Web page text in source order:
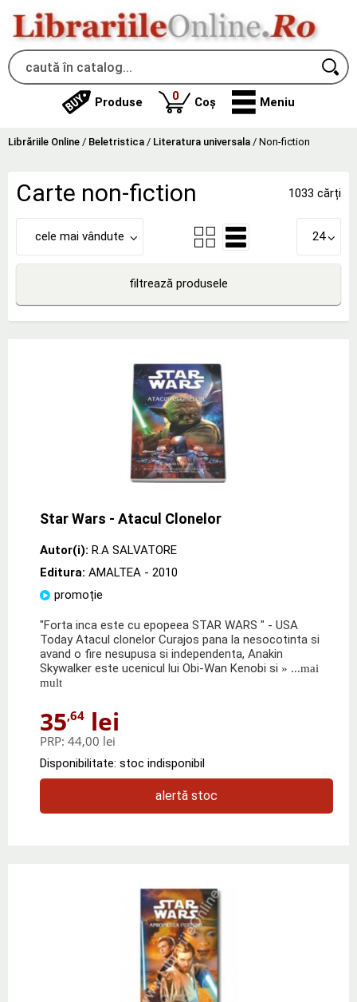
Produse 0produse
Coș Meniu
Librăriile Online / Beletristica / Literatura universala / Non-fiction
Carte non-fiction 1033 cărți
cele mai vândute 24
filtrează produsele
Star Wars - Atacul Clonelor
Autor(i): R.A SALVATORE
Editura: AMALTEA - 2010
promoție
"Forta inca este cu epopeea STAR WARS " - USA
Today Atacul clonelor Curajos pana la nesocotinta si
avand o fire nesupusa si independenta, Anakin
Skywalker este ucenicul lui Obi-Wan Kenobi si » ...mai
mult
35,64 lei
PRP: 44,00 lei
Disponibilitate: stoc indisponibil
alertă stoc